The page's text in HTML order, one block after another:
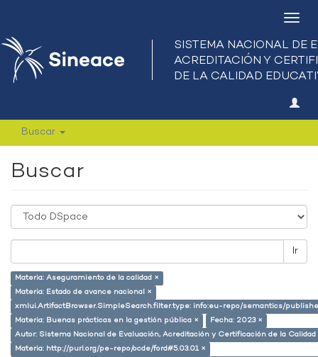
Buscar
Buscar
Ir
Materia: Aseguramiento de la calidad ×
Materia: Estado de avance nacional ×
xmlui.ArtifactBrowser.SimpleSearch.filter.type: info:eu-repo/semantics/
Materia: Buenas prácticas en la gestión pública ×
Fecha: 2023 ×
Autor: Sistema Nacional de Evaluación, Acreditación y Certificación de la
Materia: http://purl.org/pe-repo/ocde/ford#5.03.01 ×